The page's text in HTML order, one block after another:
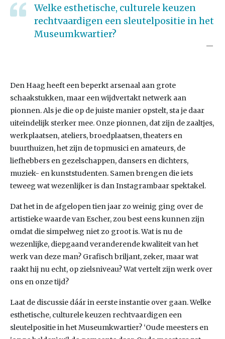
Welke esthetische, culturele keuzen
rechtvaardigen een sleutelpositie in het
Museumkwartier?
Den Haag heeft een beperkt arsenaal aan grote
schaakstukken, maar een wijdvertakt netwerk aan
pionnen. Als je die op de juiste manier opstelt, sta je daar
uiteindelijk sterker mee. Onze pionnen, dat zijn de zaaltjes,
werkplaatsen, ateliers, broedplaatsen, theaters en
buurthuizen, het zijn de topmusici en amateurs, de
liefhebbers en gezelschappen, dansers en dichters,
muziek- en kunststudenten. Samen brengen die iets
teweeg wat wezenlijker is dan Instagrambaar spektakel.
Dat het in de afgelopen tien jaar zo weinig ging over de
artistieke waarde van Escher, zou best eens kunnen zijn
omdat die simpelweg niet zo groot is. Wat is nu de
wezenlijke, diepgaand veranderende kwaliteit van het
werk van deze man? Grafisch briljant, zeker, maar wat
raakt hij nu echt, op zielsniveau? Wat vertelt zijn werk over
ons en onze tijd?
Laat de discussie dáár in eerste instantie over gaan. Welke
esthetische, culturele keuzen rechtvaardigen een
sleutelpositie in het Museumkwartier? ‘Oude meesters en